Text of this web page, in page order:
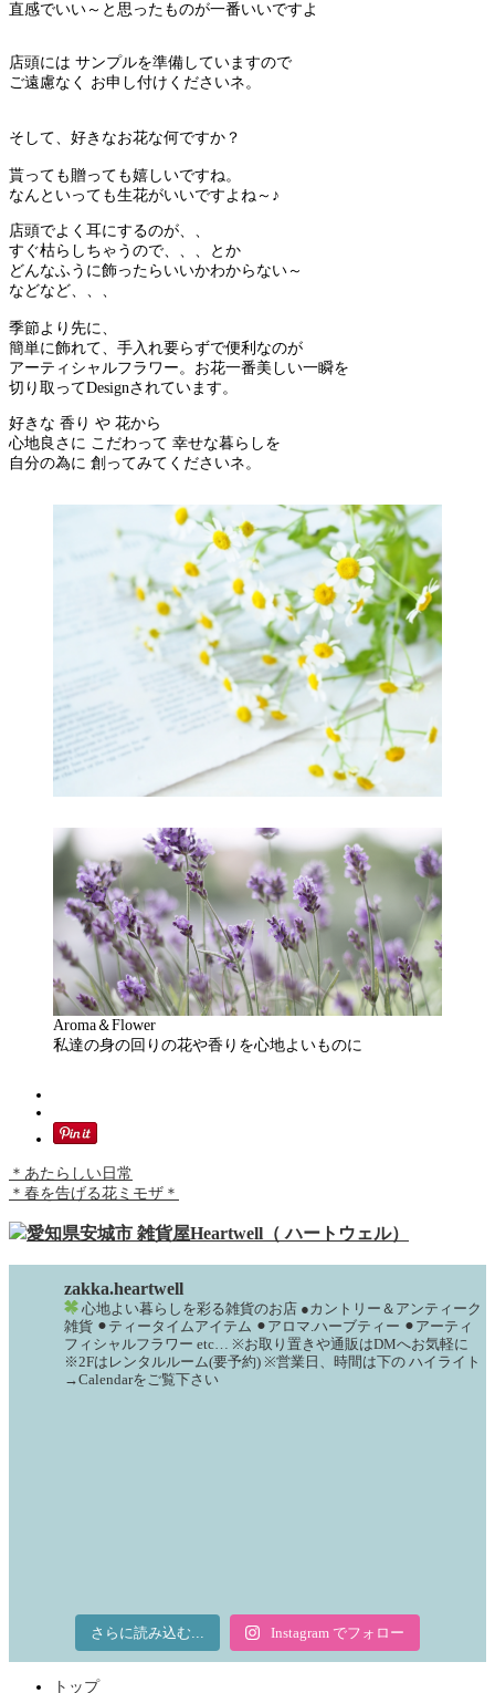
直感でいい～と思ったものが一番いいですよ
店頭には サンプルを準備していますので
ご遠慮なく お申し付けくださいネ。
そして、好きなお花な何ですか？
貰っても贈っても嬉しいですね。
なんといっても生花がいいですよね～♪
店頭でよく耳にするのが、、
すぐ枯らしちゃうので、、、とか
どんなふうに飾ったらいいかわからない～
などなど、、、
季節より先に、
簡単に飾れて、手入れ要らずで便利なのが
アーティシャルフラワー。お花一番美しい一瞬を
切り取ってDesignされています。
好きな 香り や 花から
心地良さに こだわって 幸せな暮らしを
自分の為に 創ってみてくださいネ。
Aroma＆Flower
私達の身の回りの花や香りを心地よいものに
＊あたらしい日常
＊春を告げる花ミモザ＊
zakka.heartwell
心地よい暮らしを彩る雑貨のお店 ●カントリー＆アンティーク
雑貨 ⚫︎ティータイムアイテム ⚫︎アロマ.ハーブティー ⚫︎アーティ
フィシャルフラワー etc… ※お取り置きや通販はDMへお気軽に
※2Fはレンタルルーム(要予約) ※営業日、時間は下の ハイライト
→Calendarをご覧下さい
さらに読み込む... Instagram でフォロー
トップ